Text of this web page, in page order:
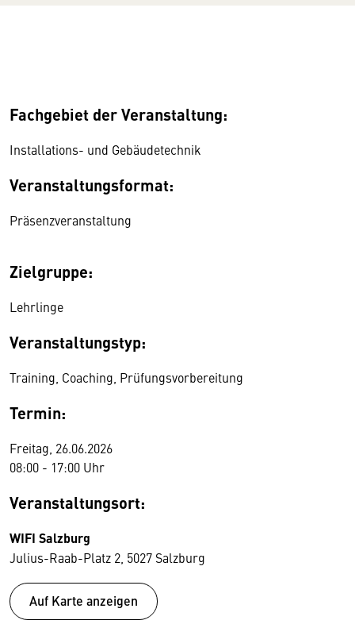
Fachgebiet der Veranstaltung:
Installations- und Gebäudetechnik
Veranstaltungsformat:
Präsenzveranstaltung
Zielgruppe:
Lehrlinge
Veranstaltungstyp:
Training, Coaching, Prüfungsvorbereitung
Termin:
Freitag, 26.06.2026
08:00 - 17:00 Uhr
Veranstaltungsort:
WIFI Salzburg
Julius-Raab-Platz 2, 5027 Salzburg
Auf Karte anzeigen